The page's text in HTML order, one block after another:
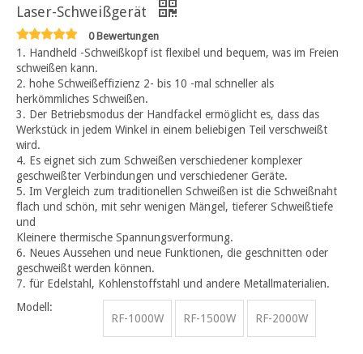
Laser-Schweißgerät
0 Bewertungen
1. Handheld -Schweißkopf ist flexibel und bequem, was im Freien
schweißen kann.
2. hohe Schweißeffizienz 2- bis 10 -mal schneller als
herkömmliches Schweißen.
3. Der Betriebsmodus der Handfackel ermöglicht es, dass das
Werkstück in jedem Winkel in einem beliebigen Teil verschweißt
wird.
4. Es eignet sich zum Schweißen verschiedener komplexer
geschweißter Verbindungen und verschiedener Geräte.
5. Im Vergleich zum traditionellen Schweißen ist die Schweißnaht
flach und schön, mit sehr wenigen Mängel, tieferer Schweißtiefe
und
Kleinere thermische Spannungsverformung.
6. Neues Aussehen und neue Funktionen, die geschnitten oder
geschweißt werden können.
7. für Edelstahl, Kohlenstoffstahl und andere Metallmaterialien.
Modell:
RF-1000W
RF-1500W RF-2000W